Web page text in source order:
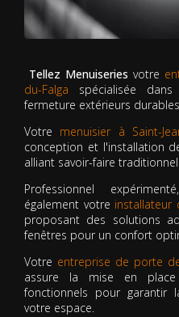
Tellez Menuiseries votre
du-Falga spécialisée
fermeture extérieurs
Votre menuisier à Saint-
conception et l'installation
alliant savoir-faire
Professionnel
également votre installateur
proposant des solutions
fenêtres pour un confort
Votre entreprise de porte
assure la mise en
fonctionnels pour garantir
votre espace.